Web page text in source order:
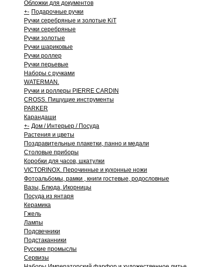
Обложки для документов
+- Подарочные ручки
Ручки серебряные и золотые KiT
Ручки серебряные
Ручки золотые
Ручки шариковые
Ручки роллер
Ручки перьевые
Наборы с ручками
WATERMAN.
Ручки и роллеры PIERRE CARDIN
CROSS. Пишущие инструменты
PARKER
Карандаши
+- Дом / Интерьер / Посуда
Растения и цветы
Поздравительные плакетки, панно и медали
Столовые приборы
Коробки для часов, шкатулки
VICTORINOX. Перочинные и кухонные ножи
Фотоальбомы, рамки , книги гостевые, родословные
Вазы, Блюда, Икорницы
Посуда из янтаря
Керамика
Гжель
Лампы
Подсвечники
Подстаканники
Русские промыслы
Сервизы